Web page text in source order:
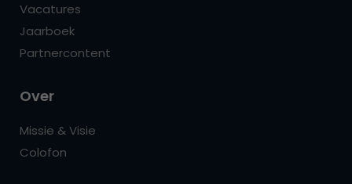
Vacatures
Jaarboek
Partnercontent
Over
Missie & Visie
Colofon